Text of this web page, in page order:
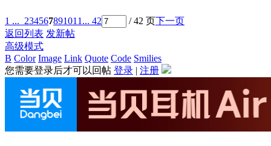
1 ... 234567891011 ... 42 / 42 页下一页
返回列表 发新帖
高级模式
B Color Image Link Quote Code Smilies
您需要登录后才可以回帖 登录 | 注册